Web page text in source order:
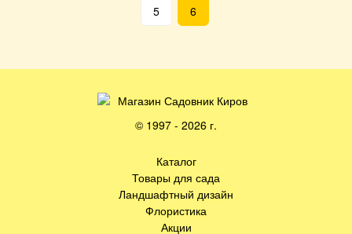
5 6
© 1997 - 2026 г.
Каталог
Товары для сада
Ландшафтный дизайн
Флористика
Акции